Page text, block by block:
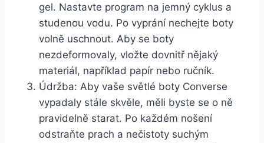
gel. Nastavte⁣ program na jemný‍ cyklus a
‌studenou vodu. Po ‍vyprání nechejte boty
‍volně uschnout.⁢ Aby se boty
nezdeformovaly, vložte dovnitř⁣ nějaký
materiál, ‌například papír nebo ​ručník.
Údržba: ⁣Aby vaše světlé⁢ boty Converse
vypadaly ‌stále⁢ skvěle, měli ⁣byste se o ně
pravidelně starat. ‍Po ⁢každém nošení
odstraňte prach a nečistoty suchým​